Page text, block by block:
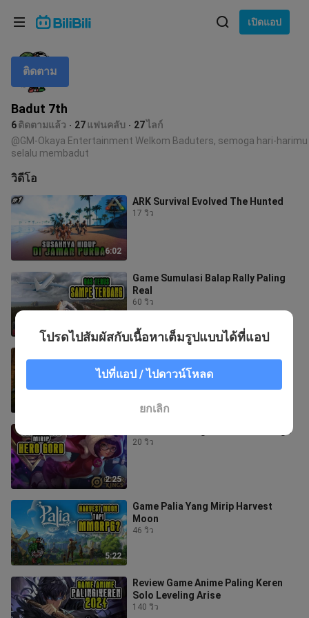
เปิดแอป
Badut 7th
6ติดตามแล้ว 27แฟนคลับ 27ไลก์
ติดตาม
@GM-Okaya Entertainment Welkom Baduters, semoga hari-harimu
selalu membadut
วิดีโอ
6:02
ARK Survival Evolved The Hunted
17 วิว
Game Sumulasi Balap Rally Paling
Real
60 วิว
Ranch Sim
30 วิว
2:25
Review Skin Angela Honor of Kings
20 วิว
5:22
Game Palia Yang Mirip Harvest
Moon
46 วิว
Review Game Anime Paling Keren
Solo Leveling Arise
140 วิว
ภาษา: ภาษาไทย
ข้าสู่
ะบบ
เลือกภาษา
English
ภาษาไทย
Tiếng Việt
Bahasa Indonesia
Bahasa Melayu
โปรดไปสัมผัสกับเนื้อหาเต็มรูปแบบได้ที่แอป
ไปที่แอป / ไปดาวน์โหลด
ยกเลิก